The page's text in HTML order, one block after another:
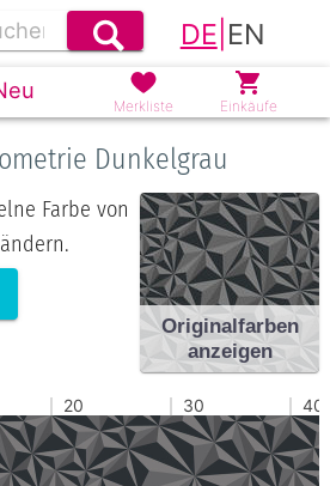
DE EN
Merkliste Einkäufe
Dunkelgrau
Farbe von
Originalfarben
anzeigen